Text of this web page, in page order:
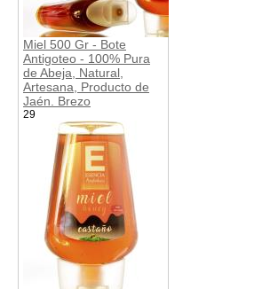
Miel 500 Gr - Bote
Antigoteo - 100% Pura
de Abeja, Natural,
Artesana, Producto de
Jaén. Brezo
29